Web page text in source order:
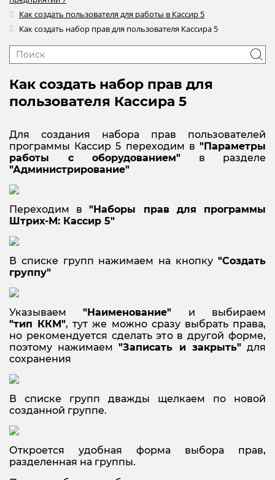
Как создать пользователя для работы в Кассир 5
Как создать набор прав для пользователя Кассира 5
Как создать набор прав для
пользователя Кассира 5
Для создания набора прав пользователей
программы Кассир 5 переходим в "Параметры
работы с оборудованием" в разделе
"Администрирование"
Переходим в"Наборы прав для программы
Штрих-М: Кассир 5"
В списке групп нажимаем на кнопку "Создать
группу"
Указываем"Наименование" и выбираем
"тип ККМ", тут же можно сразу выбрать права,
но рекомендуется сделать это в другой форме,
поэтому нажимаем"Записать и закрыть"для
сохранения
В списке групп дважды щелкаем по новой
созданной группе.
Откроется удобная форма выбора прав,
разделенная на группы.